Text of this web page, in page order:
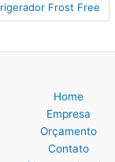
Frost Free
Home
Empresa
Orçamento
Contato